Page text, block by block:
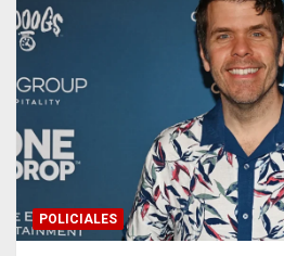
POLICIALES